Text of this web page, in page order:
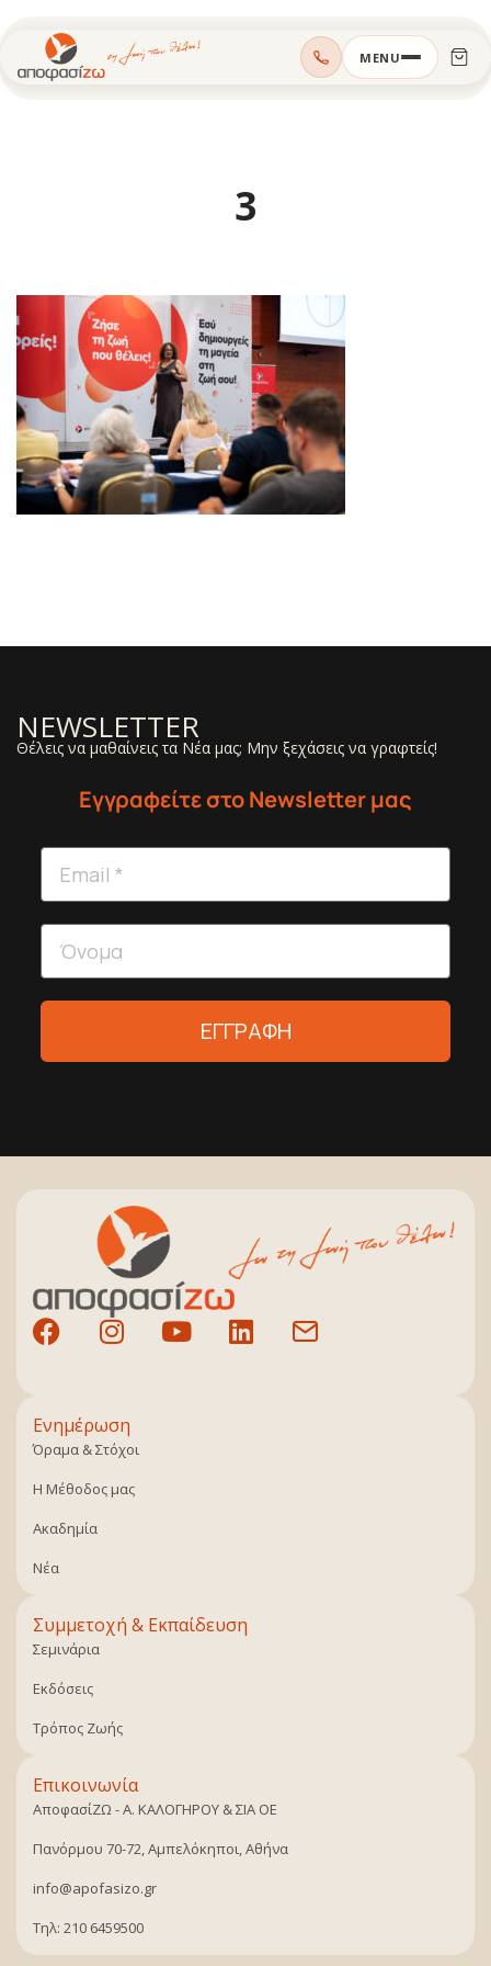
Μεταπηδήστε
στο
MENU
3
NEWSLETTER
Θέλεις να μαθαίνεις τα Νέα μας; Μην ξεχάσεις να γραφτείς!
Εγγραφείτε στο Newsletter μας
ΕΓΓΡΑΦΗ
Ενημέρωση
Όραμα & Στόχοι
Η Μέθοδος μας
Ακαδημία
Νέα
Συμμετοχή & Εκπαίδευση
Σεμινάρια
Εκδόσεις
Τρόπος Ζωής
Επικοινωνία
ΑποφασίΖΩ - Α. ΚΑΛΟΓΗΡΟΥ & ΣΙΑ ΟΕ
Πανόρμου 70-72, Αμπελόκηποι, Αθήνα
info@apofasizo.gr
Τηλ: 210 6459500